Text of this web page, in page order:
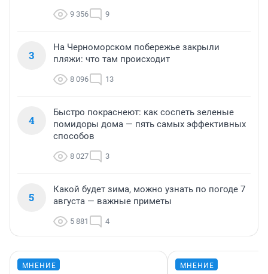
9 356 9
3
На Черноморском побережье закрыли
пляжи: что там происходит
8 096 13
4
Быстро покраснеют: как соспеть зеленые
помидоры дома — пять самых эффективных
способов
8 027 3
5
Какой будет зима, можно узнать по погоде 7
августа — важные приметы
5 881 4
МНЕНИЕ МНЕНИЕ